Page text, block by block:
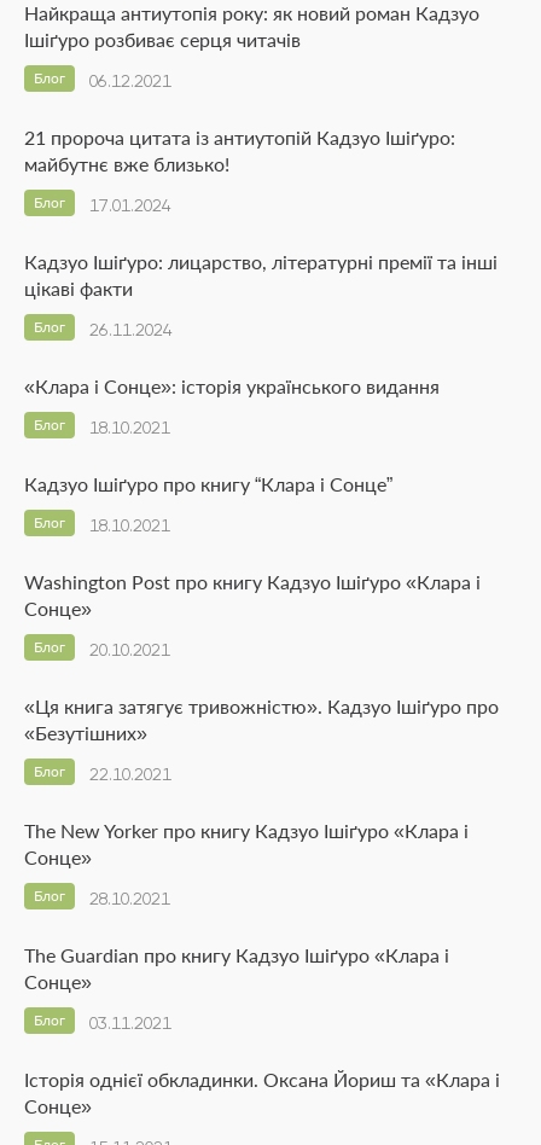
Найкраща антиутопія року: як новий роман Кадзуо
Ішіґуро розбиває серця читачів
06.12.2021
Блог
21 пророча цитата із антиутопій Кадзуо Ішіґуро:
майбутнє вже близько!
17.01.2024
Блог
Кадзуо Ішіґуро: лицарство, літературні премії та інші
цікаві факти
26.11.2024
Блог
«Клара і Сонце»: історія українського видання
18.10.2021
Блог
Кадзуо Ішіґуро про книгу “Клара і Сонце”
18.10.2021
Блог
Washington Post про книгу Кадзуо Ішіґуро «Клара і
Сонце»
20.10.2021
Блог
«Ця книга затягує тривожністю». Кадзуо Ішіґуро про
«Безутішних»
22.10.2021
Блог
The New Yorker про книгу Кадзуо Ішіґуро «Клара і
Сонце»
28.10.2021
Блог
The Guardian про книгу Кадзуо Ішіґуро «Клара і
Сонце»
03.11.2021
Блог
Історія однієї обкладинки. Оксана Йориш та «Клара і
Сонце»